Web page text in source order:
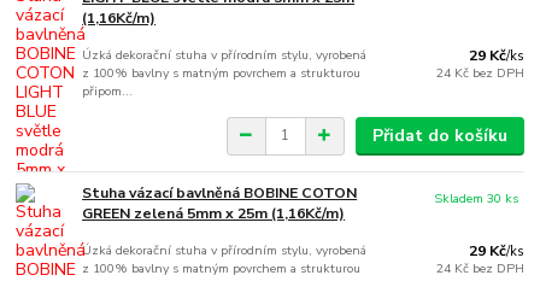
(1,16Kč/m)
Úzká dekorační stuha v přírodním stylu, vyrobená
z 100% bavlny s matným povrchem a strukturou
připom...
29 Kč/ks
24 Kč bez DPH
Přidat do košíku
Stuha vázací bavlněná BOBINE COTON
GREEN zelená 5mm x 25m (1,16Kč/m)
Úzká dekorační stuha v přírodním stylu, vyrobená
z 100% bavlny s matným povrchem a strukturou
29 Kč/ks
24 Kč bez DPH
Skladem 30 ks